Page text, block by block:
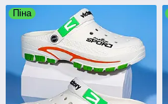
Піна